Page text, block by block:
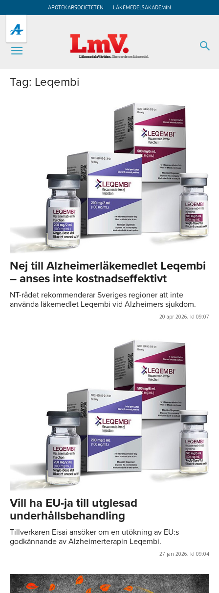
APOTEKARSOCIETETEN LÄKEMEDELSAKADEMIN
Tag: Leqembi
Nej till Alzheimerläkemedlet Leqembi
– anses inte kostnadseffektivt
NT-rådet rekommenderar Sveriges regioner att inte
använda läkemedlet Leqembi vid Alzheimers sjukdom.
20 apr 2026, kl 09:07
Vill ha EU-ja till utglesad
underhållsbehandling
Tillverkaren Eisai ansöker om en utökning av EU:s
godkännande av Alzheimerterapin Leqembi.
27 jan 2026, kl 09:04